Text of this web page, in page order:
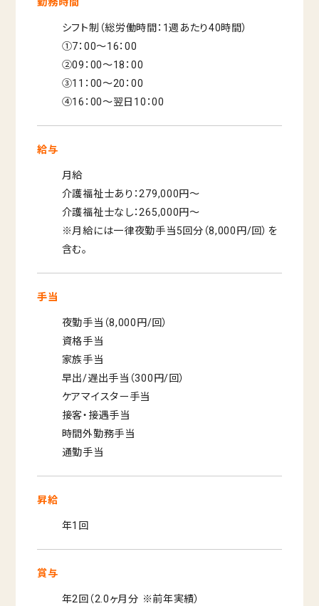
シフト制（総労働時間：1週あたり40時間）
①7：00～16：00
②09：00～18：00
③11：00～20：00
④16：00～翌日10：00
給与
月給
介護福祉士あり：279,000円〜
介護福祉士なし：265,000円～
※月給には一律夜勤手当5回分（8,000円/回）を
含む。
手当
夜勤手当（8,000円/回）
資格手当
家族手当
早出/遅出手当（300円/回）
ケアマイスター手当
接客・接遇手当
時間外勤務手当
通勤手当
昇給
年1回
賞与
年2回（2.0ヶ月分 ※前年実績）